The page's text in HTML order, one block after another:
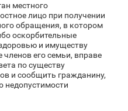
местного
лицо при получении
обращения, в котором
оскорбительные
и имуществу
его семьи, вправе
по существу
и сообщить гражданину,
недопустимости